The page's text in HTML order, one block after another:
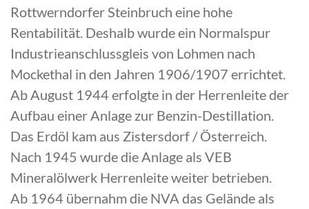
Rottwerndorfer Steinbruch eine hohe
Rentabilität. Deshalb wurde ein Normalspur
Industrieanschlussgleis von Lohmen nach
Mockethal in den Jahren 1906/1907 errichtet.
Ab August 1944 erfolgte in der Herrenleite der
Aufbau einer Anlage zur Benzin-Destillation.
Das Erdöl kam aus Zistersdorf / Österreich.
Nach 1945 wurde die Anlage als VEB
Mineralölwerk Herrenleite weiter betrieben.
Ab 1964 übernahm die NVA das Gelände als